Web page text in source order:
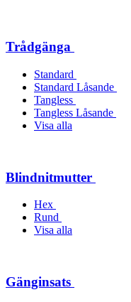
Trådgänga
Standard
Standard Låsande
Tangless
Tangless Låsande
Visa alla
Blindnitmutter
Hex
Rund
Visa alla
Gänginsats